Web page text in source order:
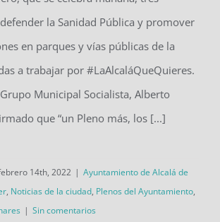
la Sanidad Pública y promover
en parques y vías públicas de la
a trabajar por #LaAlcaláQueQuieres.
Municipal Socialista, Alberto
que “un Pleno más, los [...]
14th, 2022 | Ayuntamiento de Alcalá de
, Noticias de la ciudad, Plenos del Ayuntamiento,
| Sin comentarios